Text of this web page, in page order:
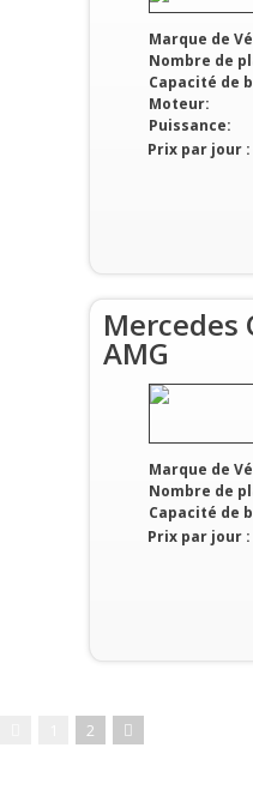
Marque de
Nombre de
Capacité de
Moteur:
Puissance:
Prix par jour :
Mercedes
AMG
Marque de
Nombre de
Capacité de
Prix par jour :
2